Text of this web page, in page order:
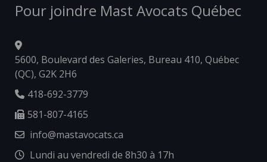
Pour joindre Mast Avocats Québec
5600, Boulevard des Galeries, Bureau 410, Québec
(QC), G2K 2H6
418-692-3779
581-807-4165
info@mastavocats.ca
Lundi au vendredi de 8h30 à 17h